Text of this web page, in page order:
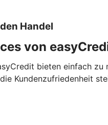
Handel
von
bieten einfach
Kundenzufriedenheit